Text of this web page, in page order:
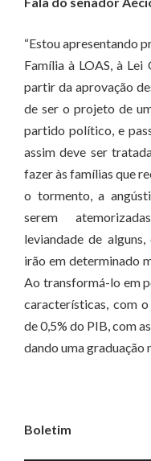
“Estou apresentando
Família à LOAS, à
partir da aprovação
de ser o projeto de
partido político, e
assim deve ser
fazer às famílias que
o tormento, a
serem
leviandade de
irão em determinado
Ao transformá-lo em
características, com
de 0,5% do PIB, com
dando uma graduação
Boletim